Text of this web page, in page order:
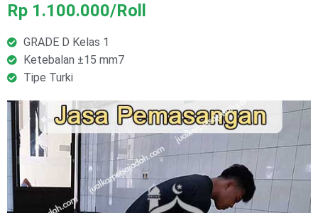
Rp 1.100.000/Roll
GRADE D Kelas 1
Ketebalan ±15 mm7
Tipe Turki